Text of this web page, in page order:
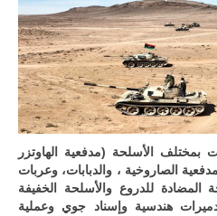
بمختلف الأسلحة (مدفعية الهاوتزر
الساحلية 130 والمدفعية الصاروخية ، والدبابات، وعربات
المضادة للدروع والأسلحة الخفيفة
هندسية وإسناد جوي وعملية